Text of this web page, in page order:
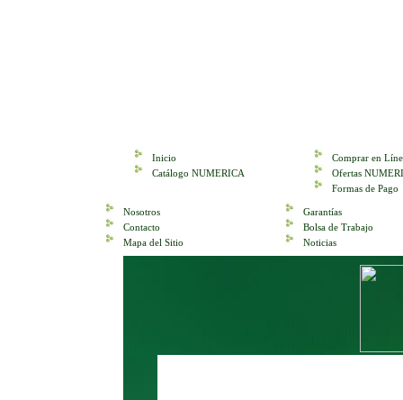
Inicio
Catálogo NUMERICA
Comprar en
Ofertas
Formas de Pago
Nosotros
Contacto
Mapa del Sitio
Garantías
Bolsa de Trabajo
Noticias